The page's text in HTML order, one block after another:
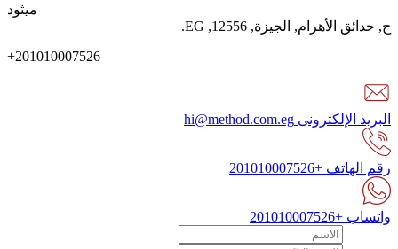
ميثود
ح, حدائق الأهرام, الجيزة,
12556
,
EG
.
+201010007526
البريد الإلكترونى hi@method.com.eg
رقم الهاتف +201010007526
واتساب +201010007526